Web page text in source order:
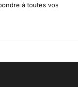
à toutes vos